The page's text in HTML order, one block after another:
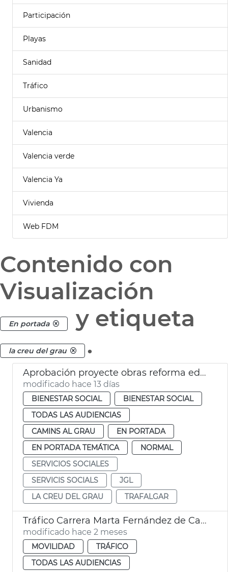
Participación
Playas
Sanidad
Tráfico
Urbanismo
Valencia
Valencia verde
Valencia Ya
Vivienda
Web FDM
Contenido con
Visualización
En portada y etiqueta
la creu del grau .
Aprobación proyecte obras reforma edificio municipal Trafalgar València
modificado hace 13 días
BIENESTAR SOCIAL
BIENESTAR SOCIAL
TODAS LAS AUDIENCIAS
CAMINS AL GRAU
EN PORTADA
EN PORTADA TEMÁTICA
NORMAL
SERVICIOS SOCIALES
SERVICIS SOCIALS
JGL
LA CREU DEL GRAU
TRAFALGAR
Tráfico Carrera Marta Fernández de Castro València
modificado hace 2 meses
MOVILIDAD
TRÁFICO
TODAS LAS AUDIENCIAS